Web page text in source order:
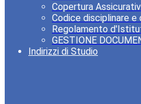
Copertura
Codice disciplinare
Regolamento
GESTIONE
Indirizzi di Studio